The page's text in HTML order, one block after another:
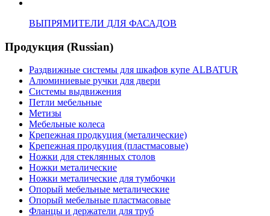
ВЫПРЯМИТЕЛИ ДЛЯ ФАСАДОВ
Продукция (Russian)
Раздвижные системы для шкафов купе ALBATUR
Алюминиевые ручки для двери
Системы выдвижения
Петли мебельные
Метизы
Мебельные колеса
Крепежная продкуция (металические)
Крепежная продкуция (пластмасовые)
Ножки‏ металические
Ножки‏ металические для тумбочки